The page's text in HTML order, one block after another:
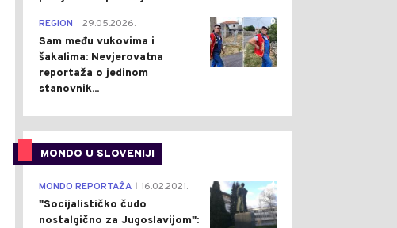
0
REGION 29.05.2026.
Sam među vukovima i
šakalima: Nevjerovatna
reportaža o jedinom
stanovnik...
MONDO U SLOVENIJI
4
MONDO REPORTAŽA 16.02.2021.
"Socijalističko čudo
nostalgično za Jugoslavijom":